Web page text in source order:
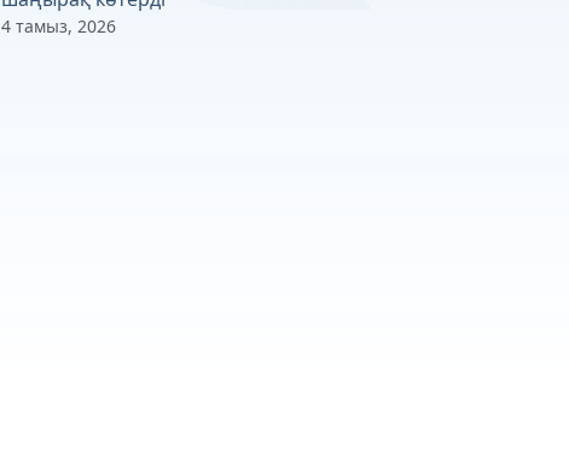
4 тамыз, 2026